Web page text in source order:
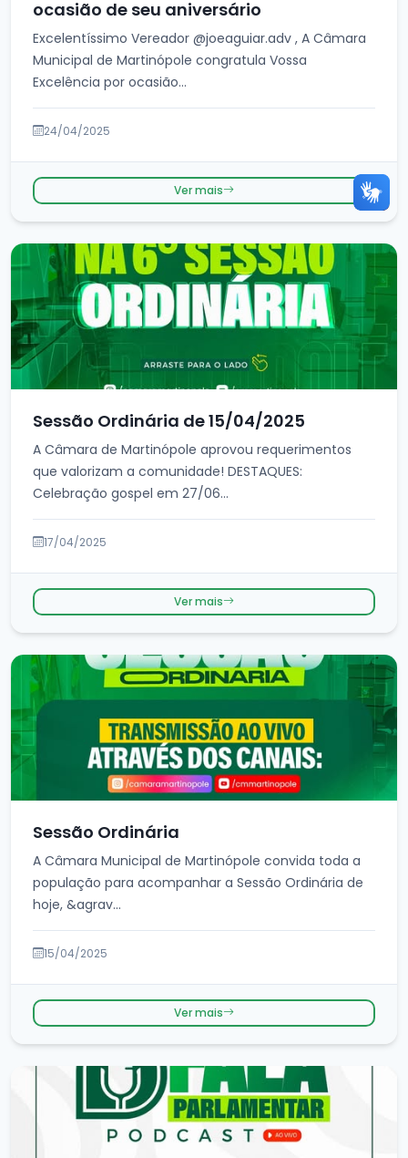
ocasião de seu aniversário
Excelentíssimo Vereador @joeaguiar.adv , A Câmara
Municipal de Martinópole congratula Vossa
Excelência por ocasião...
24/04/2025
Ver mais
Sessão Ordinária de 15/04/2025
A Câmara de Martinópole aprovou requerimentos
que valorizam a comunidade! DESTAQUES:
Celebração gospel em 27/06...
17/04/2025
Ver mais
Sessão Ordinária
A Câmara Municipal de Martinópole convida toda a
população para acompanhar a Sessão Ordinária de
hoje, &agrav...
15/04/2025
Ver mais